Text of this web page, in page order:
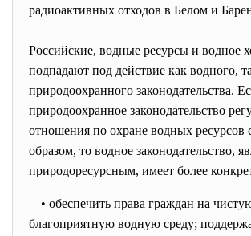
радиоактивных отходов в Белом и
Российские, водные ресурсы и водное
подпадают под действие как водного,
природоохранного законодательства.
природоохранное законодательство
отношения по охране водных
образом, то водное законодательство,
природоресурсным, имеет более
• обеспечить права граждан на
благоприятную водную среду;